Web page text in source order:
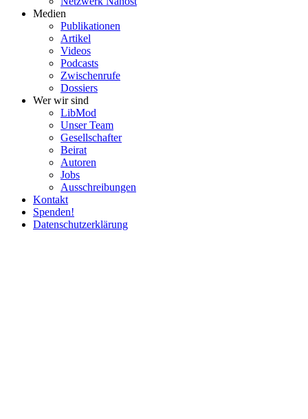
Medien
Publi­ka­tionen
Artikel
Videos
Podcasts
Zwischenrufe
Dossiers
Wer wir sind
LibMod
Unser Team
Gesell­schafter
Beirat
Autoren
Jobs
Ausschrei­bungen
Kontakt
Spenden!
Daten­schutz­er­klärung